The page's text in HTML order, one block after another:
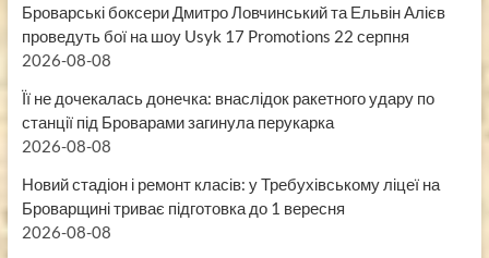
Броварські боксери Дмитро Ловчинський та Ельвін Алієв
проведуть бої на шоу Usyk 17 Promotions 22 серпня
2026-08-08
Її не дочекалась донечка: внаслідок ракетного удару по
станції під Броварами загинула перукарка
2026-08-08
Новий стадіон і ремонт класів: у Требухівському ліцеї на
Броварщині триває підготовка до 1 вересня
2026-08-08